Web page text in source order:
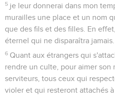
5 je leur donnerai dans mon
murailles une place et un nom
que des fils et des filles. En
éternel qui ne disparaîtra jamais.
6 Quant aux étrangers qui
rendre un culte, pour aimer son
serviteurs, tous ceux qui
violer et qui resteront attachés à